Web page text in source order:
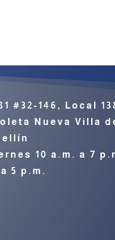
#32-146, Local
Nueva Villa
10 a.m. a 7
5 p.m.